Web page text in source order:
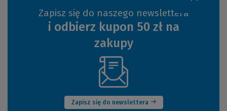
Zapisz się do naszego newslettera
i odbierz kupon 50 zł na
zakupy
Zapisz się do newslettera
(Nowe
okno)